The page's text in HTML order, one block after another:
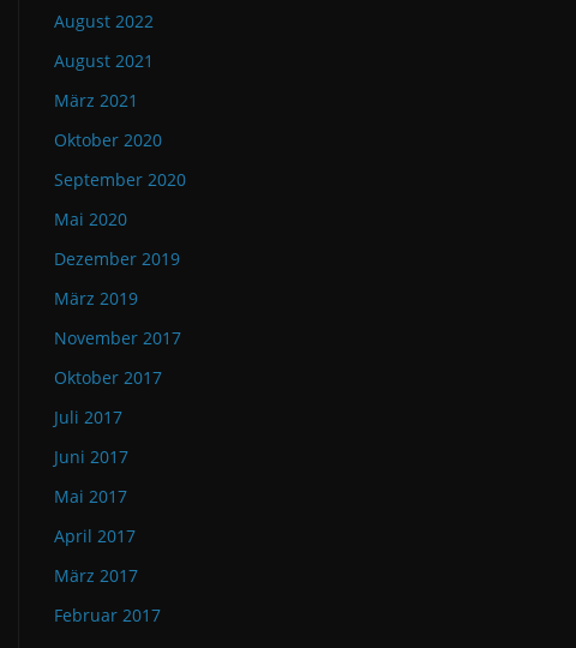
August 2022
August 2021
März 2021
Oktober 2020
September 2020
Mai 2020
Dezember 2019
März 2019
November 2017
Oktober 2017
Juli 2017
Juni 2017
Mai 2017
April 2017
März 2017
Februar 2017